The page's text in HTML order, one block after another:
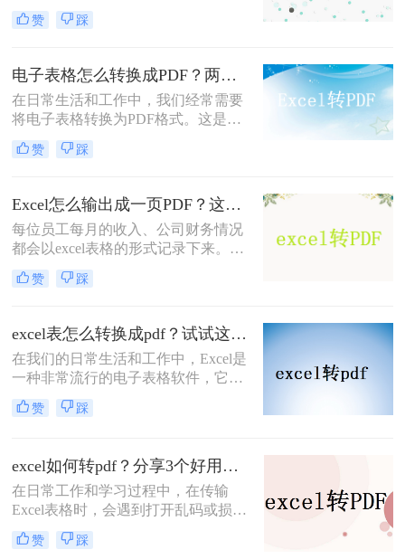
一种跨平台、不可编辑的文档格式，
适用于在不同设备和操作系统间共享
为PDF文件，可以确保数据的完整性
和安全性，方便我们在不同环境下进
行查看和编辑。本文将详细介绍Excel
表格如何转换成PDF文件，下面一起
看看这些方法。
赞 踩
电子表格怎么转换成PDF？两种方法轻松学会！
在日常生活和工作中，我们经常需要
将电子表格转换为PDF格式。这是因
为PDF文件具有跨平台、不可编辑的
特点，能够确保表格内容的完整性和
PDF吗？很多人都不知道怎么转换，
所以小编今天就来给大家分享一下转
换方法。
赞 踩
Excel怎么输出成一页PDF？这三种方法可以解决！
每位员工每月的收入、公司财务情况
都会以excel表格的形式记录下来。一
些企业由于人数众多，他们的薪水水
平大部分是不同的。为避免工资表被
会把Excel怎么输出成一页PDF保存。
那么要怎么将Excel转PDF呢？小编就
把excel转换pdf的操作方法告诉大家。
赞 踩
excel表怎么转换成pdf？试试这三个办法！
​在我们的日常生活和工作中，Excel是
一种非常流行的电子表格软件，它为
我们提供了广泛的表格处理和数据分
析功能。然而，有时候我们需要将
将向您介绍excel表怎么转换成pdf方
法，帮助您将Excel表格转换为PDF格
式。
赞 踩
excel如何转pdf？分享3个好用的方法！
在日常工作和学习过程中，在传输
Excel表格时，会遇到打开乱码或损坏
的问题。这会浪费时间，给别人留下
不好的印象。如果想解决类似的问
赞 踩